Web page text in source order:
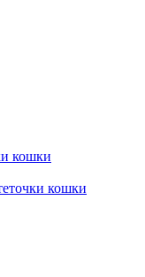
кошки
кошки